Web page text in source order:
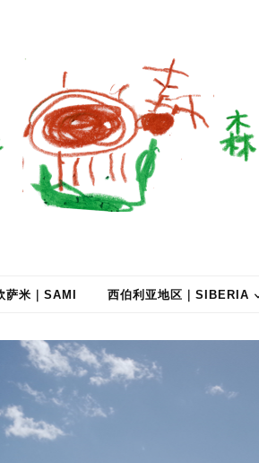
萨米｜SAMI 西伯利亚地区｜SIBERIA